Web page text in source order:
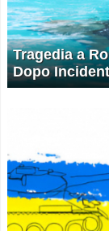
Tragedia a
Dopo